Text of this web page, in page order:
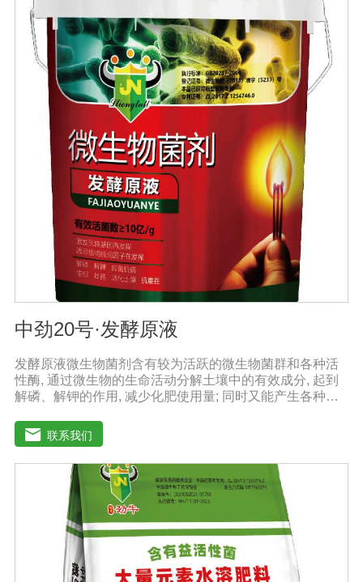
等, 升温后2-3天, 臭味大幅减低。3、发酵周期短15-20天即
可达到基本腐熟状态。4、发酵过程高温(60℃-70℃)持久
能杀灭发酵物中的病菌、虫卵、杂草种子。5、堆肥总养分
损失少, 腐殖质含量高, 钾元素含量增高明显。【用法用
量】 本品1公斤可发酵2-3吨物料。使用时先将发酵剂与稻
糠或玉米面或者干的发酵物料湿均匀, 后掺入发酵物中, 混
匀, 堆成堆(夏天堆高控制在0. 6-1米之间, 冬季0. 8-1. 6米之
间, 并用薄膜或草帘覆盖, 待内部温度升到25℃时, 将覆盖
物揭开)。待温度升到45℃(冬季温度升到55C)以上 时开始
一次翻堆, 以后每当堆温达到60℃以上时需进行翘堆, 15-
20天即可达到基本腐熟状态。
中劲20号·发酵原液
发酵原液微生物菌剂含有较为活跃的微生物菌群和各种活
性酶, 通过微生物的生命活动分解土壤中的有效成分, 起到
解磷、解钾的作用, 减少化肥使用量; 同时又能产生各种农
刺激调节植物生长; 并且能产生抗生素、系统防卫酶等多种
物质, 可以抑制细菌或真菌性病害或诱导系统抗性, 间接达
到促进植物生长的作用。【产品功能】1、改善土填养分疏
松土壤, 提高土壤通透性和保水保肥能力, 增加土壤有机质
防止板结, 有效解决因连工连作、重茬等原因造成的减产问
题。2、解磷解钾、提高化肥利用率有效菌能分解土壤中的
有机质, 减少氨肥的流失; 其中解钾解磷菌能将土壤中固化
的化学钾肥、化学磷肥分解转化为速效钾、速效磷。3、改
善作物品质使用菌剂后, 作物中的蛋白质、糖分、氮基酸、
维生素等有益成分含量有所提高, 起到改善作物品质的作
联系我们